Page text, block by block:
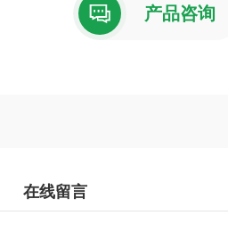
产品咨询
在线留言